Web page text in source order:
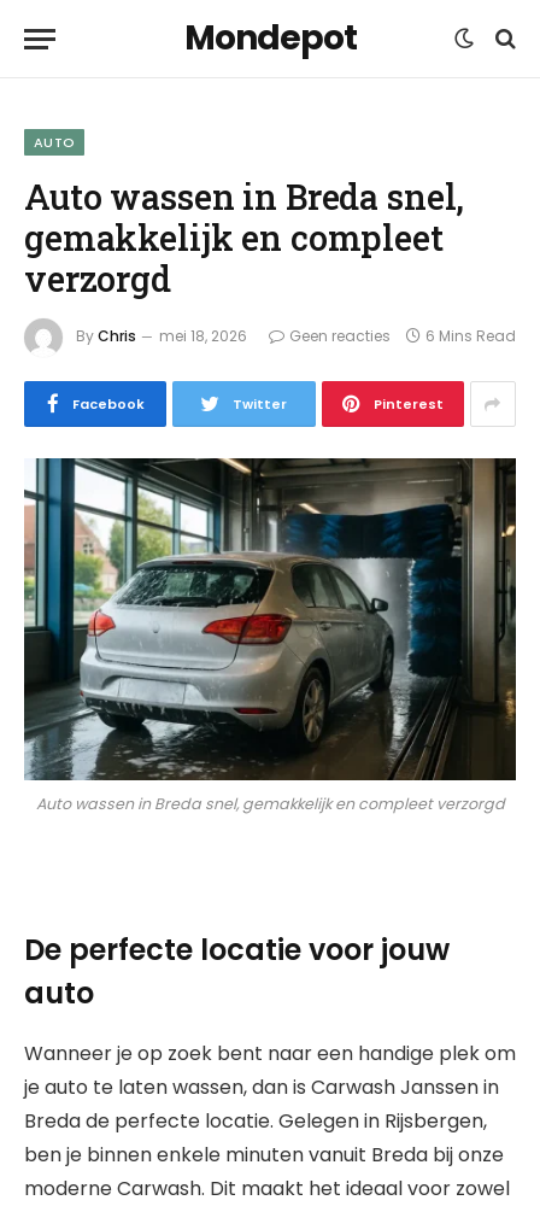
Mondepot
AUTO
Auto wassen in Breda snel,
gemakkelijk en compleet
verzorgd
ByChris mei 18, 2026 Geen reacties 6 Mins Read
Facebook Twitter Pinterest
Auto wassen in Breda snel, gemakkelijk en compleet verzorgd
De perfecte locatie voor jouw
auto
Wanneer je op zoek bent naar een handige plek om
je auto te laten wassen, dan is Carwash Janssen in
Breda de perfecte locatie. Gelegen in Rijsbergen,
ben je binnen enkele minuten vanuit Breda bij onze
moderne Carwash. Dit maakt het ideaal voor zowel